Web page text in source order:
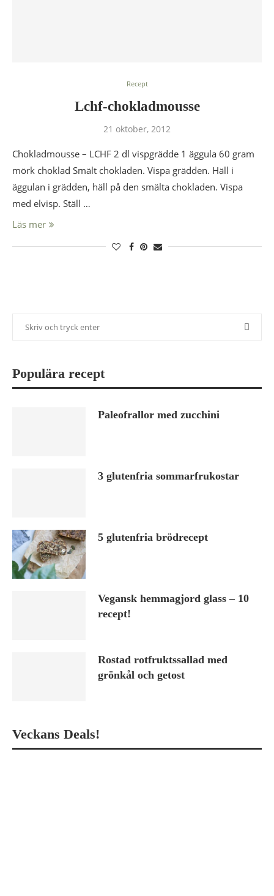
Recept
Lchf-chokladmousse
21 oktober, 2012
Chokladmousse – LCHF 2 dl vispgrädde 1 äggula 60 gram
mörk choklad Smält chokladen. Vispa grädden. Häll i
äggulan i grädden, häll på den smälta chokladen. Vispa
med elvisp. Ställ …
Läs mer
Populära recept
Paleofrallor med zucchini
3 glutenfria sommarfrukostar
5 glutenfria brödrecept
Vegansk hemmagjord glass – 10
recept!
Rostad rotfruktssallad med
grönkål och getost
Veckans Deals!